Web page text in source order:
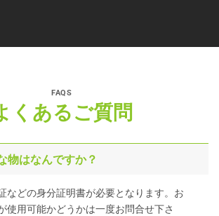
FAQS
くあるご質問
物はなんですか？
などの身分証明書が必要となります。お
使用可能かどうかは一度お問合せ下さ